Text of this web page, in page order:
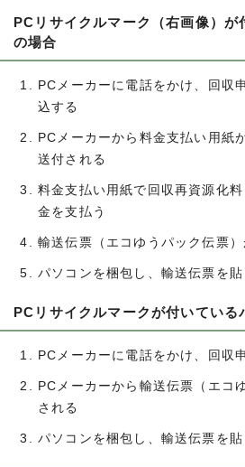
PCリサイクルマーク（右画像）が
の場合
PCメーカーに電話をかけ、回収申
込する
PCメーカーから料金支払い用紙
送付される
料金支払い用紙で回収再資源化料
金を支払う
輸送伝票（エコゆうパック伝票）
パソコンを梱包し、輸送伝票を貼
PCリサイクルマークが付いている
PCメーカーに電話をかけ、回収
PCメーカーから輸送伝票（エコ
される
パソコンを梱包し、輸送伝票を貼